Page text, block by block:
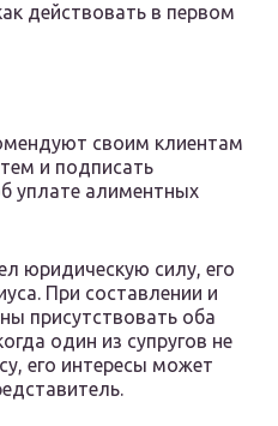
действовать в первом
своим клиентам
и подписать
уплате алиментных
юридическую силу, его
При составлении и
присутствовать оба
один из супругов не
его интересы может